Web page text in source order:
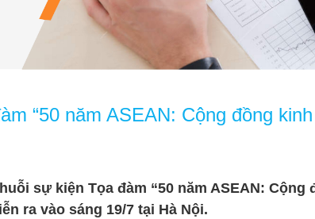
“50 năm ASEAN: Cộng đồng
sự kiện Tọa đàm “50 năm ASEAN:
ra vào sáng 19/7 tại Hà Nội.